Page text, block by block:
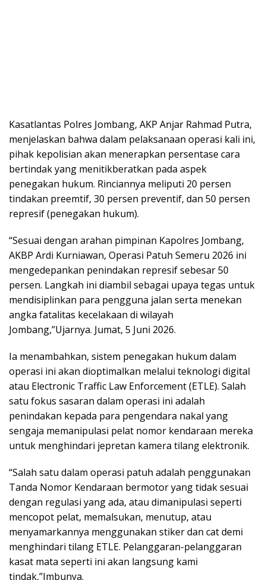
Kasatlantas Polres Jombang, AKP Anjar Rahmad Putra,
menjelaskan bahwa dalam pelaksanaan operasi kali ini,
pihak kepolisian akan menerapkan persentase cara
bertindak yang menitikberatkan pada aspek
penegakan hukum. Rinciannya meliputi 20 persen
tindakan preemtif, 30 persen preventif, dan 50 persen
represif (penegakan hukum).
“Sesuai dengan arahan pimpinan Kapolres Jombang,
AKBP Ardi Kurniawan, Operasi Patuh Semeru 2026 ini
mengedepankan penindakan represif sebesar 50
persen. Langkah ini diambil sebagai upaya tegas untuk
mendisiplinkan para pengguna jalan serta menekan
angka fatalitas kecelakaan di wilayah
Jombang,”Ujarnya. Jumat, 5 Juni 2026.
Ia menambahkan, sistem penegakan hukum dalam
operasi ini akan dioptimalkan melalui teknologi digital
atau Electronic Traffic Law Enforcement (ETLE). Salah
satu fokus sasaran dalam operasi ini adalah
penindakan kepada para pengendara nakal yang
sengaja memanipulasi pelat nomor kendaraan mereka
untuk menghindari jepretan kamera tilang elektronik.
“Salah satu dalam operasi patuh adalah penggunakan
Tanda Nomor Kendaraan bermotor yang tidak sesuai
dengan regulasi yang ada, atau dimanipulasi seperti
mencopot pelat, memalsukan, menutup, atau
menyamarkannya menggunakan stiker dan cat demi
menghindari tilang ETLE. Pelanggaran-pelanggaran
kasat mata seperti ini akan langsung kami
tindak,”Imbunya.